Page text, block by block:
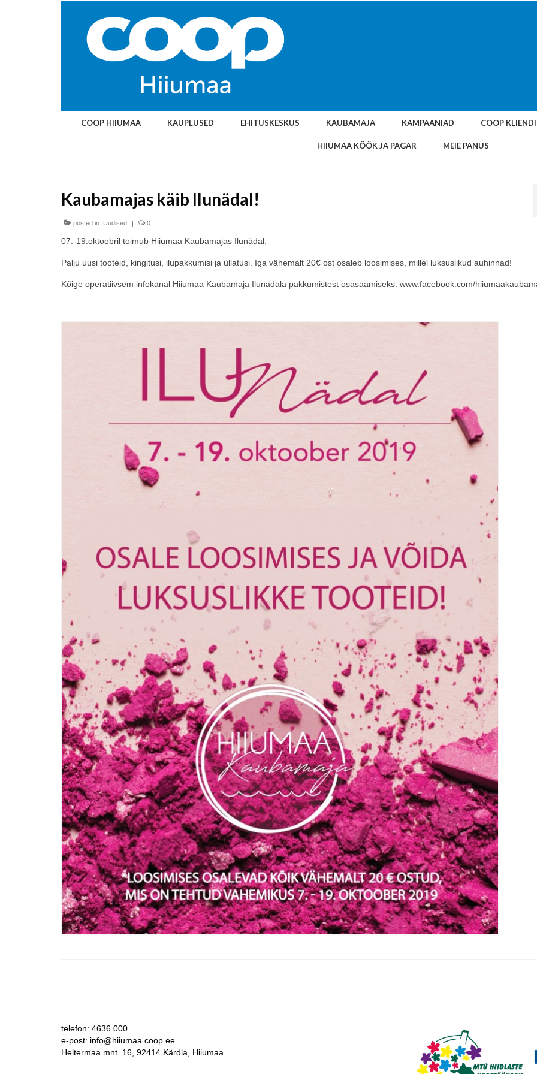
COOP HIIUMAA KAUPLUSED EHITUSKESKUS KAUBAMAJA KAMPAANIAD COOP
HIIUMAA KÖÖK JA PAGAR MEIE PANUS
Kaubamajas käib Ilunädal!
posted in: Uudised | 0
07.-19.oktoobril toimub Hiiumaa Kaubamajas Ilunädal.
Palju uusi tooteid, kingitusi, ilupakkumisi ja üllatusi. Iga vähemalt 20€ ost osaleb loosimises, millel luksuslikud auhinnad!
Kõige operatiivsem infokanal Hiiumaa Kaubamaja Ilunädala pakkumistest osasaamiseks: www.facebook.com/
telefon: 4636 000
e-post: info@hiiumaa.coop.ee
Heltermaa mnt. 16, 92414 Kärdla, Hiiumaa